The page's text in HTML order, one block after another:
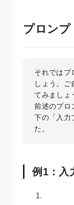
プロンプ
それではプ
しょう。
てみましょ
前述のプロ
下の「入力
た。
例1：入